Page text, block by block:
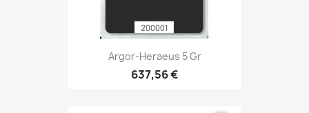
Argor-Heraeus 5 Gr
637,56 €